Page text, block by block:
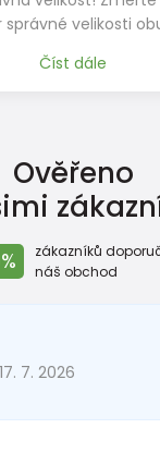
správné velikosti
Číst dále
Ověřeno
zákazníků
náš obchod
7. 2026